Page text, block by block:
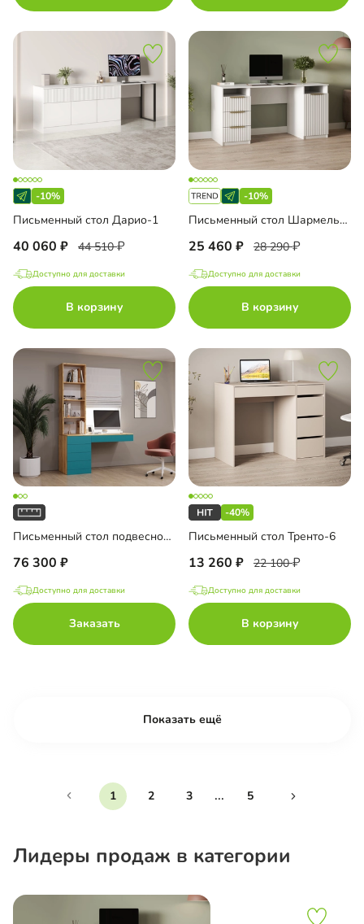
-10%
Письменный стол Дарио-1
40 060 44 510
Доступно для доставки
В корзину
-10%
Письменный стол Шармель-4 Лайф
25 460 28 290
Доступно для доставки
В корзину
Письменный стол подвесной Мобаро-3
76 300
Доступно для доставки
Заказать
-40%
Письменный стол Тренто-6
13 260 22 100
Доступно для доставки
В корзину
Показать ещё
1 2 3 ... 5
Лидеры продаж в категории